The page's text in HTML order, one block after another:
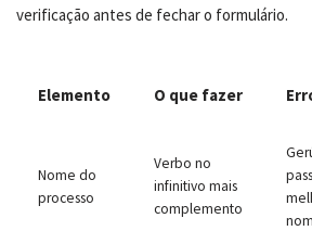
verificação antes de fechar o formulário.
Elemento O que fazer
Nome do
processo
Verbo no
infinitivo mais
complemento